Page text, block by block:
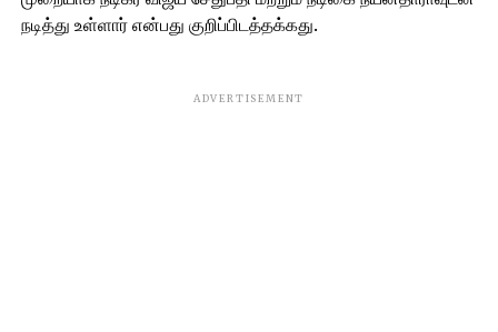
நடித்து உள்ளார் என்பது குறிப்பிடத்தக்கது.
ADVERTISEMENT